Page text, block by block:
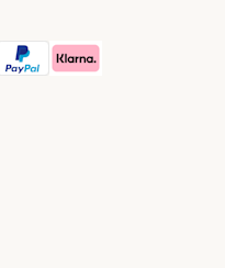
Method
Method
Payment Method
PayPal Payment Method
Klarna Payment Method
Method
Method